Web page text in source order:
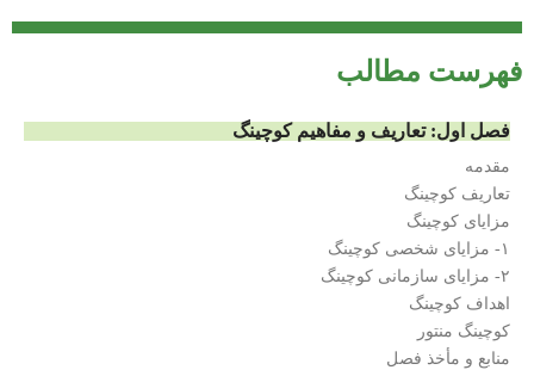
فهرست مطالب
فصل اول: تعاریف و مفاهیم کوچینگ
مقدمه
تعاریف کوچینگ
مزایای کوچینگ
۱- مزایای شخصی کوچینگ
۲- مزایای سازمانی کوچینگ
اهداف کوچینگ
کوچینگ منتور
منابع و مأخذ فصل